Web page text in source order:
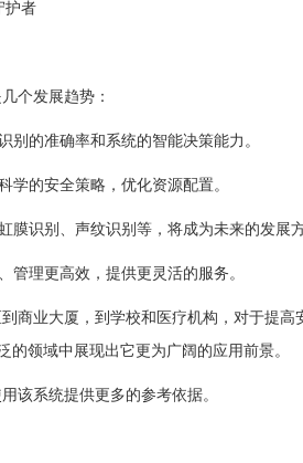
个发展趋势：
的准确率和系统的智能决策能力。
的安全策略，优化资源配置。
识别、声纹识别等，将成为未来的发展方
理更高效，提供更灵活的服务。
业大厦，到学校和医疗机构，对于提高
领域中展现出它更为广阔的应用前景。
系统提供更多的参考依据。